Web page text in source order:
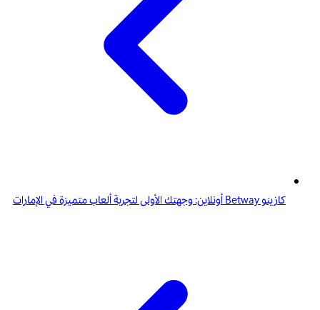
كازينو Betway أونلاين: وجهتك الأولى لتجربة ألعاب متميزة في الإمارات